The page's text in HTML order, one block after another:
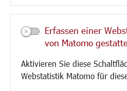
Erfassen einer
von Matomo
Aktivieren Sie diese
Webstatistik Matomo für
Kultur/Freizeit/Tourismus
Veranstaltungen
Neue Stadthalle Langen
Bäder
Musikschule